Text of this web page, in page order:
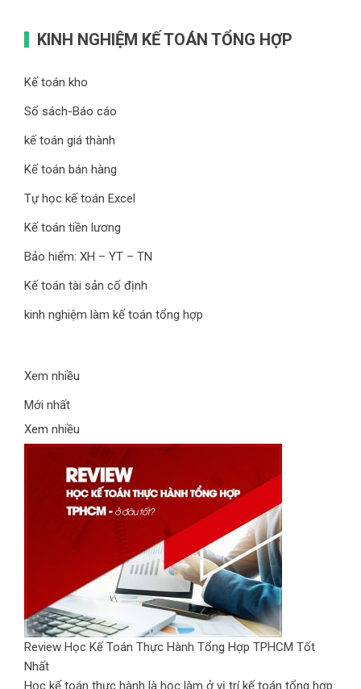
KINH NGHIỆM KẾ TOÁN TỔNG HỢP
Kế toán kho
Sổ sách-Báo cáo
kế toán giá thành
Kế toán bán hàng
Tự học kế toán Excel
Kế toán tiền lương
Bảo hiểm: XH – YT – TN
Kế toán tài sản cố định
kinh nghiệm làm kế toán tổng hợp
Xem nhiều
Mới nhất
Xem nhiều
Review Học Kế Toán Thực Hành Tổng Hợp TPHCM Tốt
Nhất
Học kế toán thực hành là học làm ở vị trí kế toán tổng hợp